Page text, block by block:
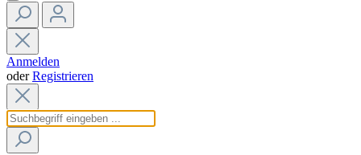
Anmelden
oderRegistrieren